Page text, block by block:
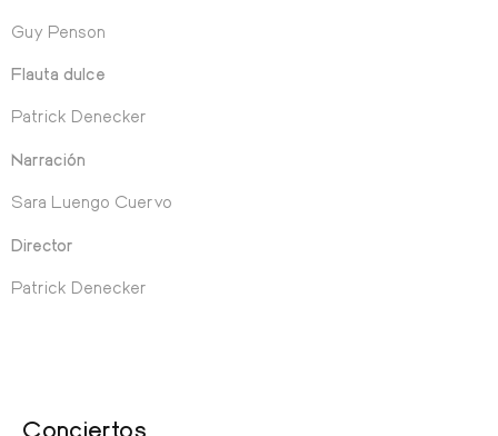
Guy Penson
Flauta dulce
Patrick Denecker
Narración
Sara Luengo Cuervo
Director
Patrick Denecker
Conciertos